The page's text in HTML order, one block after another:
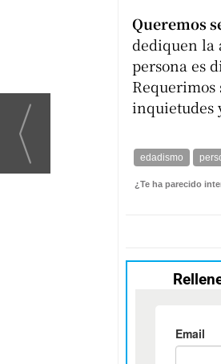
Queremos
dediquen la
persona es
Requerimos
inquietudes
edadismo
¿Te ha parecido